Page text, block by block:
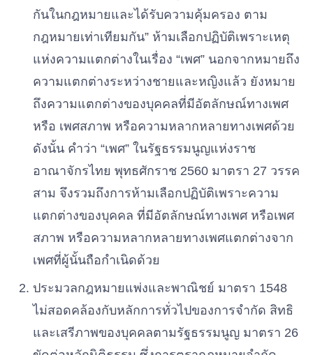
กันในกฎหมายและได้รับความคุ้มครอง ตาม
กฎหมายเท่าเทียมกัน” ห้ามเลือกปฏิบัติเพราะเหตุ
แห่งความแตกต่างในเรื่อง “เพศ” นอกจากหมายถึง
ความแตกต่างระหว่างชายและหญิงแล้ว ยังหมาย
ถึงความแตกต่างของบุคคลที่มีอัตลักษณ์ทางเพศ
หรือ เพศสภาพ หรือความหลากหลายทางเพศด้วย
ดังนั้น คําว่า “เพศ” ในรัฐธรรมนูญแห่งราช
อาณาจักรไทย พุทธศักราช 2560 มาตรา 27 วรรค
สาม จึงรวมถึงการห้ามเลือกปฏิบัติเพราะความ
แตกต่างของบุคคล ที่มีอัตลักษณ์ทางเพศ หรือเพศ
สภาพ หรือความหลากหลายทางเพศแตกต่างจาก
เพศที่ผู้นั้นถือกําเนิดด้วย
ประมวลกฎหมายแพ่งและพาณิชย์ มาตรา 1548
ไม่สอดคล้องกับหลักการทั่วไปของการจํากัด สิทธิ
และเสรีภาพของบุคคลตามรัฐธรรมนูญ มาตรา 26